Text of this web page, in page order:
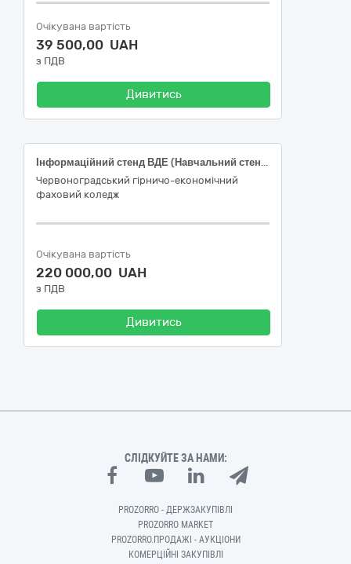
Очікувана вартість
39 500,00 UAH
з ПДВ
Дивитись
Інформаційний стенд ВДЕ (Навчальний стенд «Сонячна електростанція»)
Червоноградський гірничо-економічний
фаховий коледж
Очікувана вартість
220 000,00 UAH
з ПДВ
Дивитись
СЛІДКУЙТЕ ЗА НАМИ:
PROZORRO - ДЕРЖЗАКУПІВЛІ
PROZORRO MARKET
PROZORRO.ПРОДАЖІ - АУКЦІОНИ
КОМЕРЦІЙНІ ЗАКУПІВЛІ